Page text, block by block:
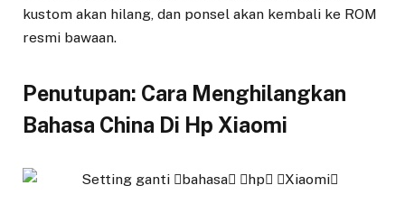
kustom akan hilang, dan ponsel akan kembali ke ROM
resmi bawaan.
Penutupan: Cara Menghilangkan
Bahasa China Di Hp Xiaomi